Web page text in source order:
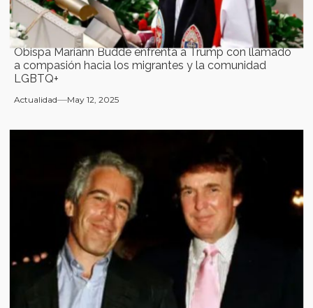
Obispa Mariann Budde enfrenta a Trump con llamado
a compasión hacia los migrantes y la comunidad
LGBTQ+
Actualidad May 12, 2025